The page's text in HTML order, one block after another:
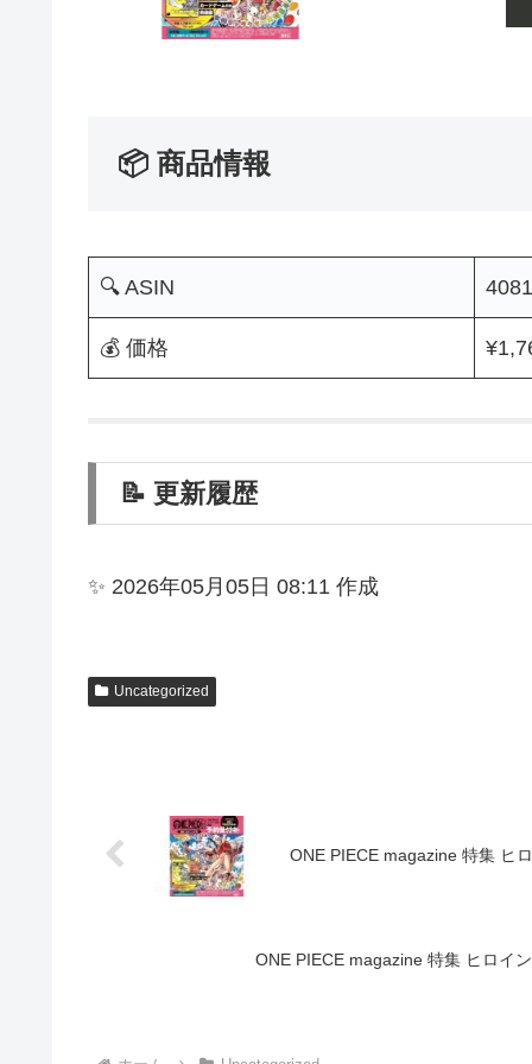
📦 商品情報
🔍 ASIN
💰 価格
📝 更新履歴
✨ 2026年05月05日 08:11 作成
Uncategorized
ONE PIECE magazine 特集 ヒ
ONE PIECE magazine 特集 ヒロイ